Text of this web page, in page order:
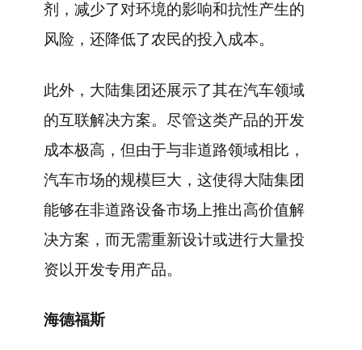
剂，减少了对环境的影响和抗性产生的
风险，还降低了农民的投入成本。
此外，大陆集团还展示了其在汽车领域
的互联解决方案。尽管这类产品的开发
成本极高，但由于与非道路领域相比，
汽车市场的规模巨大，这使得大陆集团
能够在非道路设备市场上推出高价值解
决方案，而无需重新设计或进行大量投
资以开发专用产品。
海德福斯